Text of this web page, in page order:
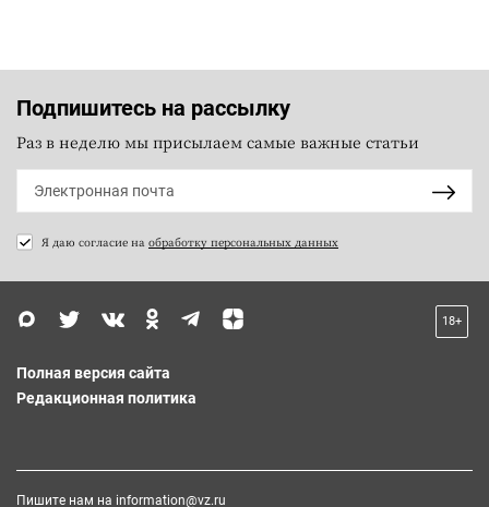
Подпишитесь на рассылку
Раз в неделю мы присылаем самые важные статьи
Я даю согласие на обработку персональных данных
18+
Полная версия сайта
Редакционная политика
Пишите нам на information@vz.ru